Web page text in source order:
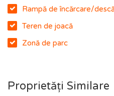
Rampă de încărcare/
Teren de joacă
Zonă de parc
Proprietăți Similare